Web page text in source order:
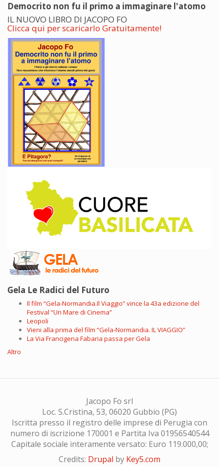
Democrito non fu il primo a immaginare l'atomo
IL NUOVO LIBRO DI JACOPO FO
Clicca qui per scaricarlo Gratuitamente!
Gela Le Radici del Futuro
Il film “Gela-Normandia.Il Viaggio” vince la 43a edizione del
Festival “Un Mare di Cinema”
Leopoli
Vieni alla prima del film “Gela-Normandia. IL VIAGGIO”
La Via Francigena Fabaria passa per Gela
Altro
Jacopo Fo srl
Loc. S.Cristina, 53, 06020 Gubbio (PG)
Iscritta presso il registro delle imprese di Perugia con
numero di iscrizione 170001 e Partita Iva 01956540544
Capitale sociale interamente versato: Euro 119.000,00;
Credits: Drupal by Key5.com